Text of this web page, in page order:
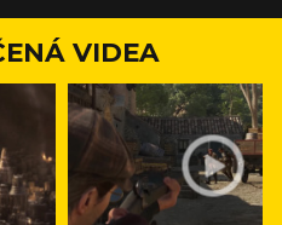
VIDEA